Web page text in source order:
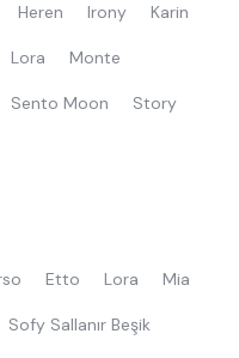
Heren Irony Karin
Lora Monte
Sento Moon Story
Etto Lora Mia
Sofy Sallanır Beşik